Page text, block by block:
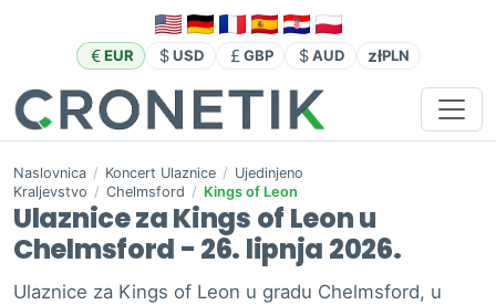
EUR USD GBP AUD złPLN
Naslovnica / Koncert Ulaznice / Ujedinjeno
Kraljevstvo / Chelmsford / Kings of Leon
Ulaznice za Kings of Leon u
Chelmsford - 26. lipnja 2026.
Ulaznice za Kings of Leon u gradu Chelmsford, u